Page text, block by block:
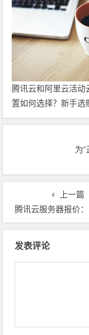
腾讯云和阿里云活动
置如何选择？新手选
为
上一篇
腾讯云服务器报价：1核2G1M99元，2核
发表评论